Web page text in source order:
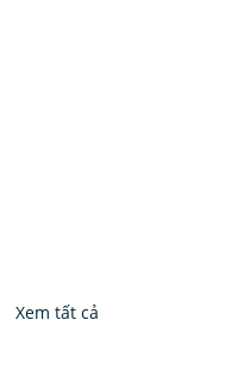
Xem tất cả